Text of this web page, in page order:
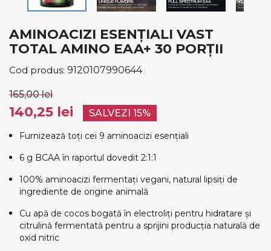
AMINOACIZI ESENȚIALI VAST
TOTAL AMINO EAA+ 30 PORȚII
Cod produs: 9120107990644
165,00 lei
140,25 lei SALVEZI 15%
Furnizează toți cei 9 aminoacizi esențiali
6 g BCAA în raportul dovedit 2:1:1
100% aminoacizi fermentați vegani, natural lipsiți de
ingrediente de origine animală
Cu apă de cocos bogată în electroliți pentru hidratare și
citrulină fermentată pentru a sprijini producția naturală de
oxid nitric